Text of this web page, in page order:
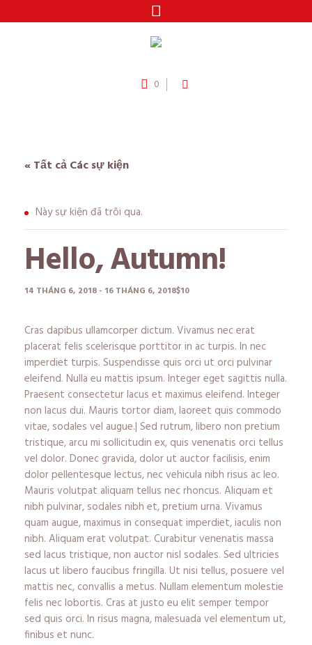
0
« Tất cả Các sự kiện
Này sự kiện đã trôi qua.
Hello, Autumn!
14 THÁNG 6, 2018 - 16 THÁNG 6, 2018$10
Cras dapibus ullamcorper dictum. Vivamus nec erat
placerat felis scelerisque porttitor in ac turpis. In nec
imperdiet turpis. Suspendisse quis orci ut orci pulvinar
eleifend. Nulla eu mattis ipsum. Integer eget sagittis nulla.
Praesent consectetur lacus et maximus eleifend. Integer
non lacus dui. Mauris tortor diam, laoreet quis commodo
vitae, sodales vel augue.| Sed rutrum, libero non pretium
tristique, arcu mi sollicitudin ex, quis venenatis orci tellus
vel dolor. Donec gravida, dolor ut auctor facilisis, enim
dolor pellentesque lectus, nec vehicula nibh risus ac leo.
Mauris volutpat aliquam tellus nec rhoncus. Aliquam et
nibh pulvinar, sodales nibh et, pretium urna. Vivamus
quam augue, maximus in consequat imperdiet, iaculis non
nibh. Aliquam erat volutpat. Curabitur venenatis massa
sed lacus tristique, non auctor nisl sodales. Sed ultricies
lacus ut libero faucibus fringilla. Ut nisi tellus, posuere vel
mattis nec, convallis a metus. Nullam elementum molestie
felis nec lobortis. Cras at justo eu elit semper tempor
sed quis orci. In risus magna, malesuada vel elementum ut,
finibus et nunc.